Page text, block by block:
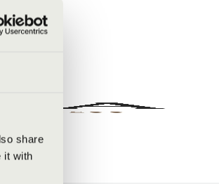
share
it with